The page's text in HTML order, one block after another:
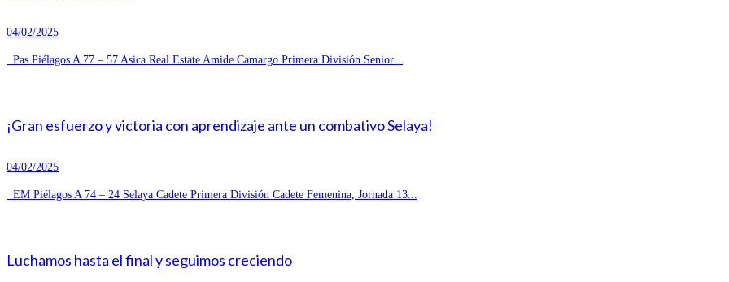
04/02/2025
Pas Piélagos A 77 – 57 Asica Real Estate Amide Camargo Primera División Senior...
¡Gran esfuerzo y victoria con aprendizaje ante un combativo Selaya!
04/02/2025
EM Piélagos A 74 – 24 Selaya Cadete Primera División Cadete Femenina, Jornada 13...
Luchamos hasta el final y seguimos creciendo